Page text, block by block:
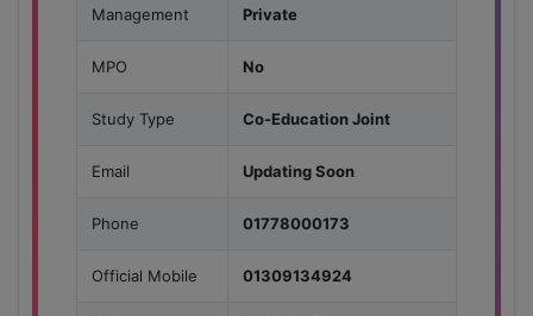
Management Private
MPO No
Study Type Co-Education Joint
Email Updating Soon
Phone 01778000173
Official Mobile 01309134924